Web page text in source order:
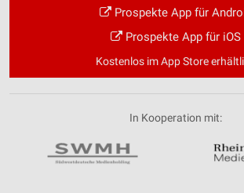
Prospekte App für
Prospekte App für iOS
Kostenlos im App Store
In Kooperation mit: